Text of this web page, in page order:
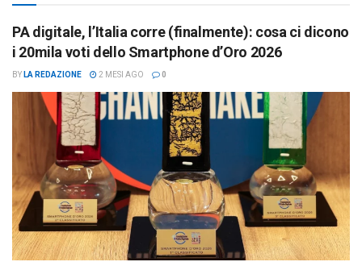
PA digitale, l’Italia corre (finalmente): cosa ci dicono
i 20mila voti dello Smartphone d’Oro 2026
BY LA REDAZIONE 2 MESI AGO 0